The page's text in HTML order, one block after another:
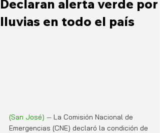
Declaran alerta verde por
lluvias en todo el país
(San José) — La Comisión Nacional de
Emergencias (CNE) declaró la condición de